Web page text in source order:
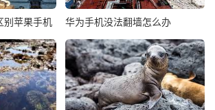
别苹果手机 华为手机没法翻墙怎么办